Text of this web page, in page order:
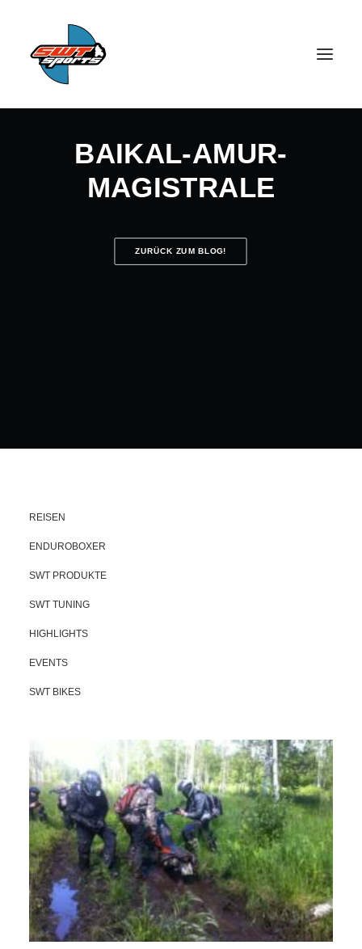
SEARCH
BAIKAL-AMUR-
MAGISTRALE
ZURÜCK ZUM BLOG!
REISEN
ENDUROBOXER
SWT PRODUKTE
SWT TUNING
HIGHLIGHTS
EVENTS
SWT BIKES